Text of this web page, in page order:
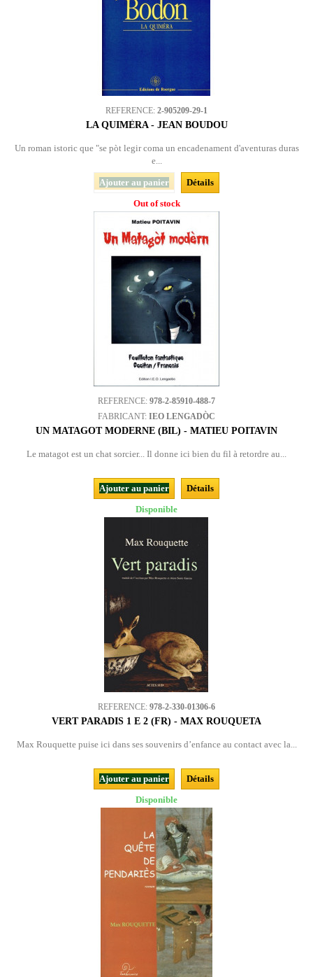
REFERENCE: 2-905209-29-1
LA QUIMÈRA - JEAN BOUDOU
Un roman istoric que "se pòt legir coma un encadenament d'aventuras duras
e...
Ajouter au panier
Détails
Out of stock
REFERENCE: 978-2-85910-488-7
FABRICANT: IEO LENGADÒC
UN MATAGOT MODERNE (BIL) - MATIEU POITAVIN
Le matagot est un chat sorcier... Il donne ici bien du fil à retordre au...
Ajouter au panier
Détails
Disponible
REFERENCE: 978-2-330-01306-6
VERT PARADIS 1 E 2 (FR) - MAX ROUQUETA
Max Rouquette puise ici dans ses souvenirs d’enfance au contact avec la...
Ajouter au panier
Détails
Disponible